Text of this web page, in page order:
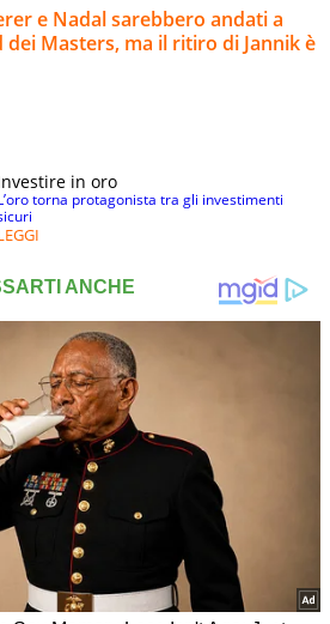
e Nadal sarebbero andati a
Masters, ma il ritiro di Jannik è
in oro
torna protagonista tra gli investimenti